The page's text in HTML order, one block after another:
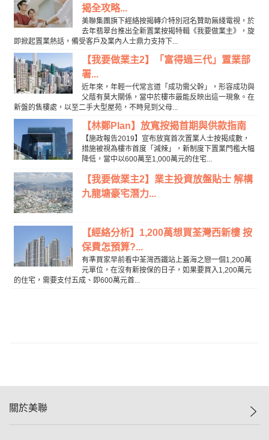
揭全攻略...
美聯集團旗下經絡按揭轉介特別冠名贊助無綫電視，於
去年翡翠台推出全新置業按揭特輯《我要做業主》，旋
即掀起置業熱話，備受客戶及業內人士鼎力支持下...
【我要做業主2】「富得過三代」置業部
署...
近年來，年輕一代常言道「成功需父幹」，形容成功與
父蔭有莫大關係，當中於樓市最能反映出這一現象。在
新盤的售樓處，以至二手大型屋苑，不時見到父母...
【林鄭Plan】放寬按揭首期與供款指南
【施政報告2019】宣布放寬首次置業人士按揭成數，
措施被視為樓巿首度「減辣」，新制度下置業門檻大幅
降低，當中以600萬至1,000萬元的住宅...
【我要做業主2】業主投資放盤貼士 解構
九龍塘豪宅潛力...
【經絡分析】1,200萬想買荃灣西新樓 按
保費怎預算?...
有準買家早前看中荃灣西鐵站上蓋海之戀一個1,200萬
元單位，在沒有新按保的日子，如果要買入1,200萬元
的住宅，需要支付五成、即600萬元首...
關於美聯